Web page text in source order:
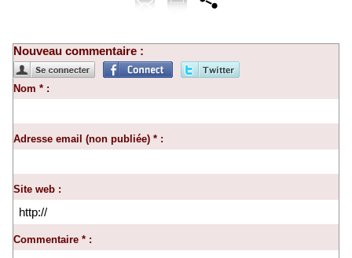
Nouveau commentaire :
Nom * :
Adresse email (non publiée) * :
Site web :
Commentaire * :